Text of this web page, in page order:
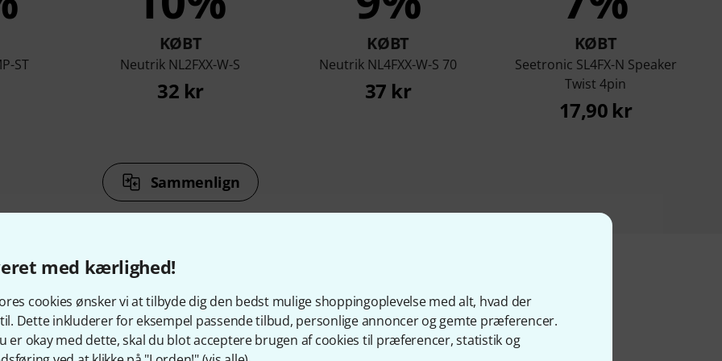
med kærlighed!
cookies ønsker vi at tilbyde dig den bedst mulige shoppingoplevelse med alt, hvad der
Dette inkluderer for eksempel passende tilbud, personlige annoncer og gemte præferencer.
er okay med dette, skal du blot acceptere brugen af cookies til præferencer, statistik og
ST
KØBT
Neutrik NL2FXX-W-S
32 kr
KØBT
Neutrik NL4FXX-W-S 70
37 kr
KØBT
Seetronic SL4FX-N Speaker
Twist 4pin
17,90 kr
Sammenlign
og matchende produkter